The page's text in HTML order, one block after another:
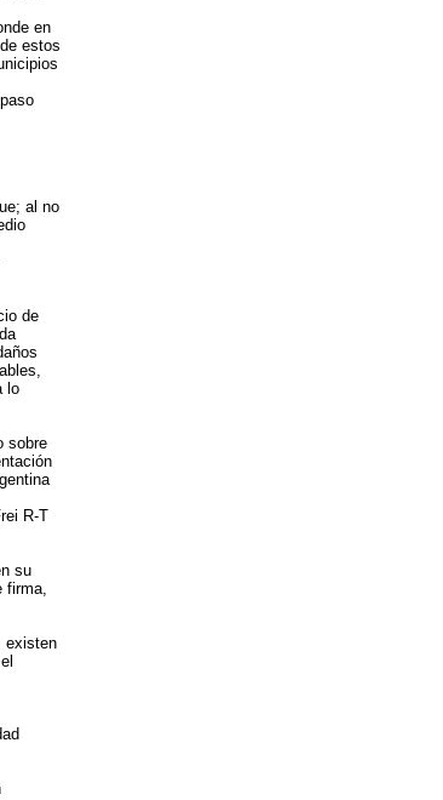
en
estos
al no
de
lo
sobre
R-T
su
firma,
existen